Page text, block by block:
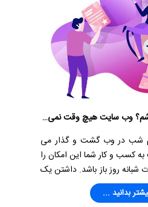
چرا سایت داشته باشم؟ وب سایت هیچ وقت نمی خوابد
شب در وب گشت و گذار می
کسب و کار شما این امکان را
روز باز باشد. داشتن یک
یک کارمند مشغول به کار
تعطیلات می باشد.
بدانید ...